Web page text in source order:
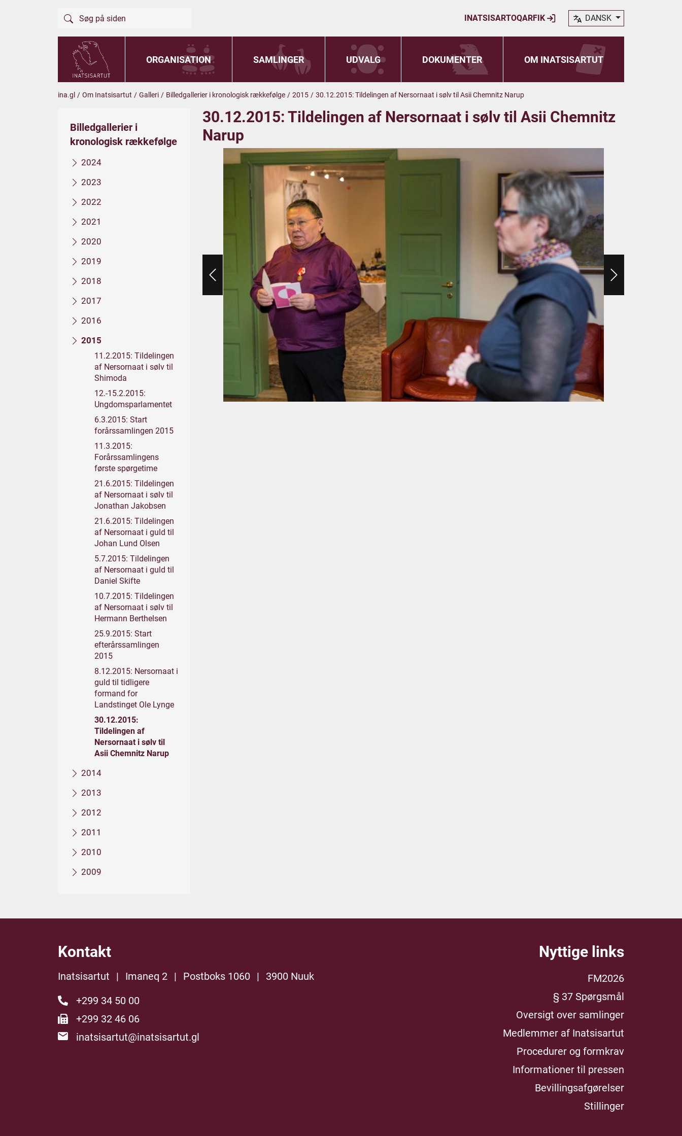
INATSISARTOQARFIK DANSK
ORGANISATION SAMLINGER UDVALG DOKUMENTER OM INATSISARTUT
ina.gl / Om Inatsisartut / Galleri / Billedgallerier i kronologisk rækkefølge / 2015 / 30.12.2015: Tildelingen af Nersornaat i sølv til Asii Chemnitz Narup
Billedgallerier i
kronologisk rækkefølge
2024
2023
2022
2021
2020
2019
2018
2017
2016
2015
11.2.2015: Tildelingen
af Nersornaat i sølv til
Shimoda
12.-15.2.2015:
Ungdomsparlamentet
6.3.2015: Start
forårssamlingen 2015
11.3.2015:
Forårssamlingens
første spørgetime
21.6.2015: Tildelingen
af Nersornaat i sølv til
Jonathan Jakobsen
21.6.2015: Tildelingen
af Nersornaat i guld til
Johan Lund Olsen
5.7.2015: Tildelingen
af Nersornaat i guld til
Daniel Skifte
10.7.2015: Tildelingen
af Nersornaat i sølv til
Hermann Berthelsen
25.9.2015: Start
efterårssamlingen
2015
8.12.2015: Nersornaat i
guld til tidligere
formand for
Landstinget Ole Lynge
30.12.2015:
Tildelingen af
Nersornaat i sølv til
Asii Chemnitz Narup
2014
2013
2012
2011
2010
2009
30.12.2015: Tildelingen af Nersornaat i sølv til Asii Chemnitz
Narup
Kontakt
Inatsisartut | Imaneq 2 | Postboks 1060 |
3900 Nuuk
+299 34 50 00
+299 32 46 06
inatsisartut@inatsisartut.gl
Nyttige links
FM2026
§ 37 Spørgsmål
Oversigt over samlinger
Medlemmer af Inatsisartut
Procedurer og formkrav
Informationer til pressen
Bevillingsafgørelser
Stillinger